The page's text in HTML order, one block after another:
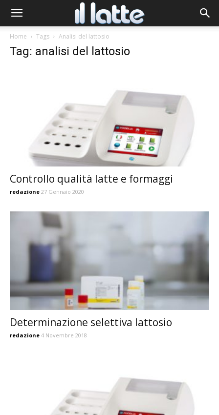
Home Tags Analisi del lattosio
Tag: analisi del lattosio
Controllo qualità latte e formaggi
redazione 27 Gennaio 2020
Determinazione selettiva lattosio
redazione 4 Novembre 2018